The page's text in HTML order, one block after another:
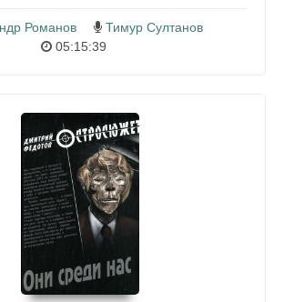
Романов
Тимур Султанов
05:15:39